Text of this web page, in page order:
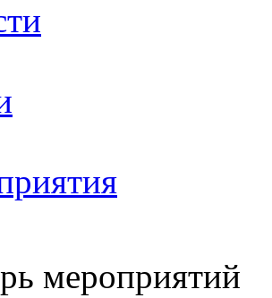
мероприятий